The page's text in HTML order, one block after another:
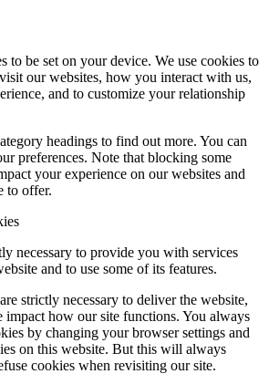
to be set on your device. We use cookies to
our websites, how you interact with us,
and to customize your relationship
headings to find out more. You can
preferences. Note that blocking some
your experience on our websites and
to offer.
necessary to provide you with services
and to use some of its features.
strictly necessary to deliver the website,
how our site functions. You always
by changing your browser settings and
on this website. But this will always
cookies when revisiting our site.